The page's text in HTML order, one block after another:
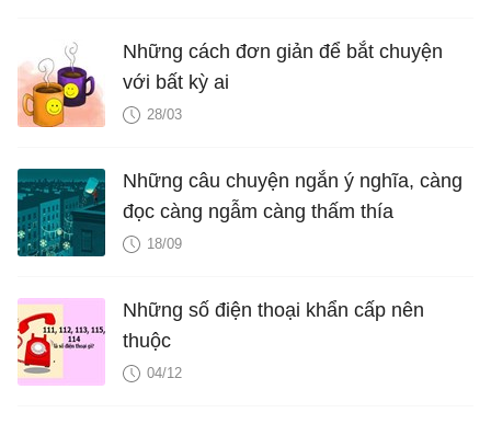
Những cách đơn giản để bắt chuyện
với bất kỳ ai
28/03
Những câu chuyện ngắn ý nghĩa, càng
đọc càng ngẫm càng thấm thía
18/09
Những số điện thoại khẩn cấp nên
thuộc
04/12